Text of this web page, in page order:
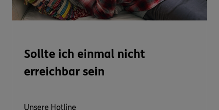
Sollte ich einmal nicht
erreichbar sein
Unsere Hotline